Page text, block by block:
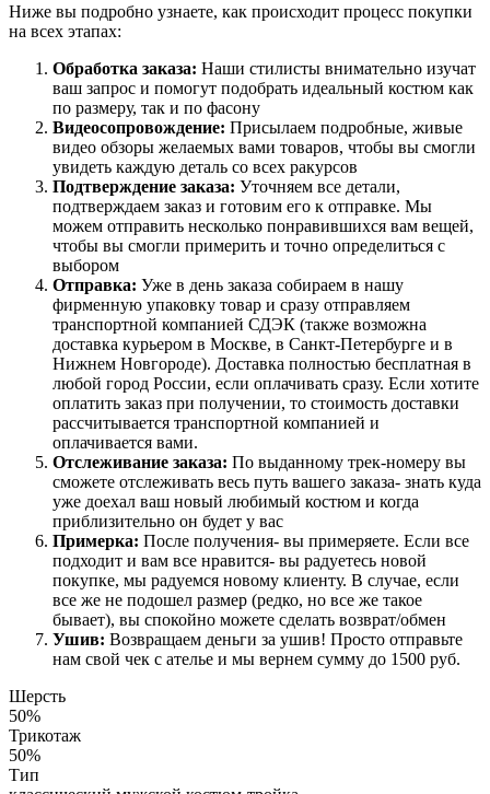
Ниже вы подробно узнаете, как происходит процесс покупки
на всех этапах:
Обработка заказа: Наши стилисты внимательно изучат
ваш запрос и помогут подобрать идеальный костюм как
по размеру, так и по фасону
Видеосопровождение: Присылаем подробные, живые
видео обзоры желаемых вами товаров, чтобы вы смогли
увидеть каждую деталь со всех ракурсов
Подтверждение заказа: Уточняем все детали,
подтверждаем заказ и готовим его к отправке. Мы
можем отправить несколько понравившихся вам вещей,
чтобы вы смогли примерить и точно определиться с
выбором
Отправка: Уже в день заказа собираем в нашу
фирменную упаковку товар и сразу отправляем
транспортной компанией СДЭК (также возможна
доставка курьером в Москве, в Санкт-Петербурге и в
Нижнем Новгороде). Доставка полностью бесплатная в
любой город России, если оплачивать сразу. Если хотите
оплатить заказ при получении, то стоимость доставки
рассчитывается транспортной компанией и
оплачивается вами.
Отслеживание заказа: По выданному трек-номеру вы
сможете отслеживать весь путь вашего заказа- знать куда
уже доехал ваш новый любимый костюм и когда
приблизительно он будет у вас
Примерка: После получения- вы примеряете. Если все
подходит и вам все нравится- вы радуетесь новой
покупке, мы радуемся новому клиенту. В случае, если
все же не подошел размер (редко, но все же такое
бывает), вы спокойно можете сделать возврат/обмен
Ушив: Возвращаем деньги за ушив! Просто отправьте
нам свой чек с ателье и мы вернем сумму до 1500 руб.
Шерсть
50%
Трикотаж
50%
Тип